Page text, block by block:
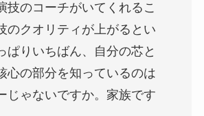
技のコーチがいてくれるこ
のクオリティが上がるとい
ぱりいちばん、自分の芯と
心の部分を知っているのは
じゃないですか。家族です